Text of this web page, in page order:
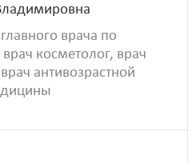
врача по
косметолог, врач
антивозрастной